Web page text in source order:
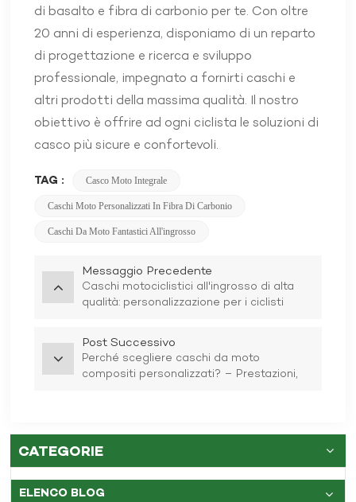
di basalto e fibra di carbonio per te. Con oltre
20 anni di esperienza, disponiamo di un reparto
di progettazione e ricerca e sviluppo
professionale, impegnato a fornirti caschi e
altri prodotti della massima qualità. Il nostro
obiettivo è offrire ad ogni ciclista le soluzioni di
casco più sicure e confortevoli.
TAG : Casco Moto Integrale
Caschi Moto Personalizzati In Fibra Di Carbonio
Caschi Da Moto Fantastici All'ingrosso
Messaggio Precedente
Caschi motociclistici all'ingrosso di alta
qualità: personalizzazione per i ciclisti
Post Successivo
Perché scegliere caschi da moto
compositi personalizzati? – Prestazioni,
CATEGORIE
ELENCO BLOG